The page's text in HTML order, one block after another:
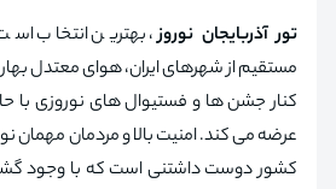
تور آذربایجان نوروز، بهترین انتخاب
مستقیم از شهرهای ایران، هوای معتدل
کنار جشن‌ ها و فستیوال‌ های نوروزی با
عرضه می‌ کند. امنیت بالا و مردمان مهمان‌
کشور دوست‌ داشتنی است که با وجود